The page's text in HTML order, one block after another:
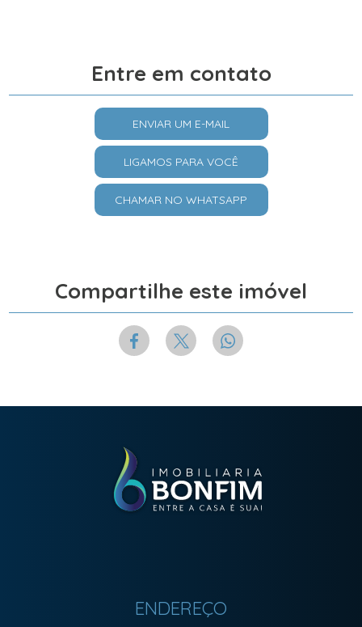
Entre em contato
ENVIAR UM E-MAIL
LIGAMOS PARA VOCÊ
CHAMAR NO WHATSAPP
Compartilhe este imóvel
ENDEREÇO